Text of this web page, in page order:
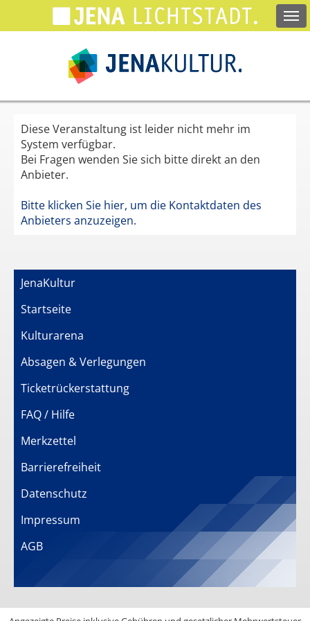
zum
Diese Veranstaltung ist leider nicht mehr im
System verfügbar.
Bei Fragen wenden Sie sich bitte direkt an den
Anbieter.
Bitte klicken Sie hier, um die Kontaktdaten des
Anbieters anzuzeigen.
JenaKultur
Startseite
Kulturarena
Absagen & Verlegungen
Ticketrückerstattung
FAQ / Hilfe
Merkzettel
Barrierefreiheit
Datenschutz
Impressum
AGB